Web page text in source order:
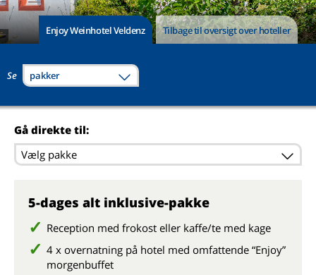
Enjoy Weinhotel Veldenz Tilbage til oversigt over hoteller
Se pakker
Gå direkte til:
Vælg pakke
5-dages alt inklusive-pakke
Reception med frokost eller kaffe/te med kage
4 x overnatning på hotel med omfattende “Enjoy”
morgenbuffet